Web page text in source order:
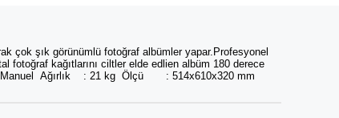
çok şık görünümlü fotoğraf albümler yapar.Profesyonel
fotoğraf kağıtlarını ciltler elde edlien albüm 180 derece
Manuel Ağırlık : 21 kg Ölçü : 514x610x320 mm